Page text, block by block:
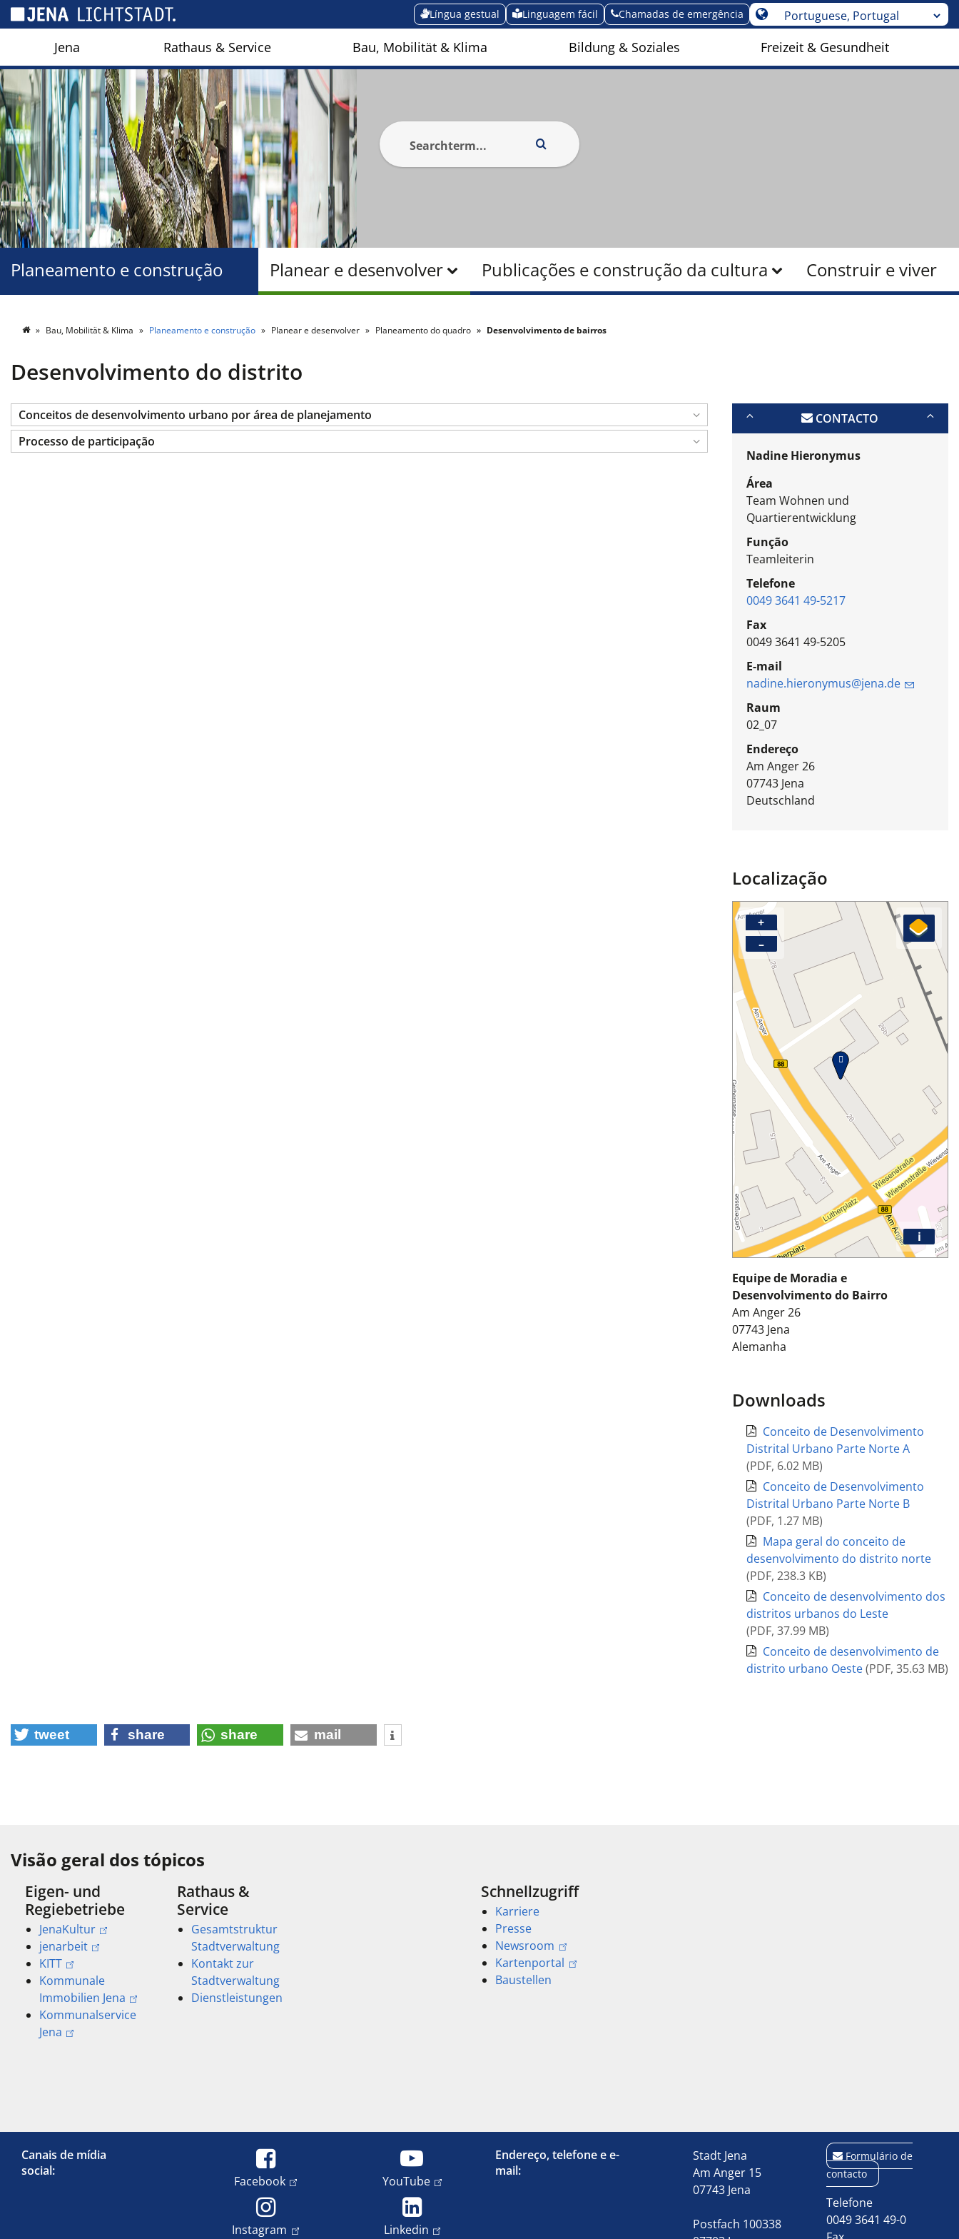
Língua gestual Linguagem fácil Chamadas de emergência
Jena Rathaus & Service Bau, Mobilität & Klima Bildung & Soziales Freizeit & Gesundheit
Planear e desenvolver Publicações e construção da cultura Construir e viver
Planeamento e construção
Bau, Mobilität & Klima Planeamento e construção Planear e desenvolver Planeamento do quadro Desenvolvimento de bairros
Desenvolvimento do distrito
Conceitos de desenvolvimento urbano por área de planejamento
Processo de participação
CONTACTO
Nadine Hieronymus
Área
Team Wohnen und
Quartierentwicklung
Função
Teamleiterin
Telefone
0049 3641 49-5217
Fax
0049 3641 49-5205
E-mail
nadine.hieronymus@jena.de
Raum
02_07
Endereço
Am Anger 26
07743 Jena
Deutschland
Localização
+
–
i
Equipe de Moradia e
Desenvolvimento do Bairro
Am Anger 26
07743 Jena
Alemanha
Downloads
Conceito de Desenvolvimento
Distrital Urbano Parte Norte A
(PDF, 6.02 MB)
Conceito de Desenvolvimento
Distrital Urbano Parte Norte B
(PDF, 1.27 MB)
Mapa geral do conceito de
desenvolvimento do distrito norte
(PDF, 238.3 KB)
Conceito de desenvolvimento dos
distritos urbanos do Leste
(PDF, 37.99 MB)
Conceito de desenvolvimento de
distrito urbano Oeste(PDF, 35.63 MB)
tweet share share mail
Visão geral dos tópicos
Eigen- und
Regiebetriebe
JenaKultur
jenarbeit
KITT
Kommunale
Immobilien Jena
Kommunalservice
Jena
Rathaus &
Service
Gesamtstruktur
Stadtverwaltung
Kontakt zur
Stadtverwaltung
Dienstleistungen
Schnellzugriff
Karriere
Presse
Newsroom
Kartenportal
Baustellen
Canais de mídia
social:
Facebook YouTube
Instagram Linkedin
Endereço, telefone e e-
mail:
Stadt Jena
Am Anger 15
07743 Jena
Postfach 100338
Formulário de
contacto
Telefone
0049 3641 49-0
Cookies management panel